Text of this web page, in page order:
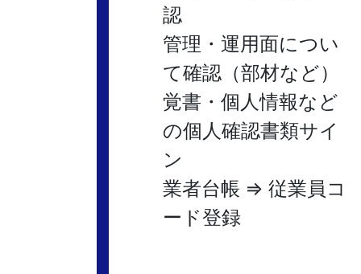
認
管理・運用面につい
て確認（部材など）
覚書・個人情報など
の個人確認書類サイ
ン
業者台帳 ⇒ 従業員コ
ード登録